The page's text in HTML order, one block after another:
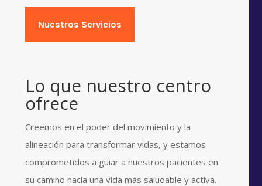
Nuestros Servicios
Lo que nuestro centro
ofrece
Creemos en el poder del movimiento y la
alineación para transformar vidas, y estamos
comprometidos a guiar a nuestros pacientes en
su camino hacia una vida más saludable y activa.